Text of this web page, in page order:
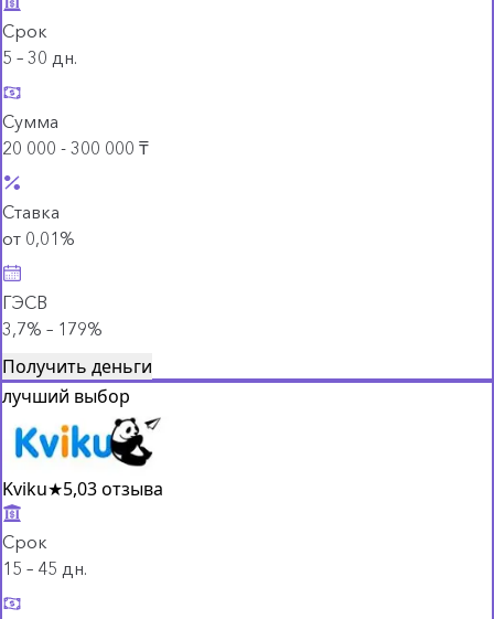
Срок
5 – 30 дн.
Сумма
20 000 - 300 000 ₸
Ставка
от 0,01%
ГЭСВ
3,7% – 179%
Получить деньги
лучший выбор
Kviku★5,03 отзыва
Срок
15 – 45 дн.